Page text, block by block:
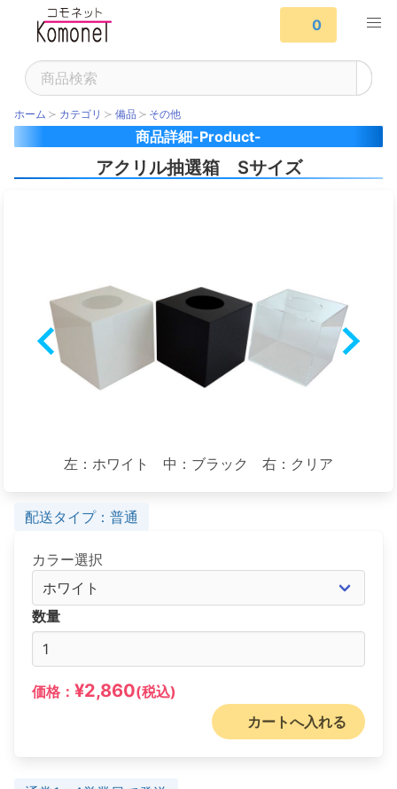
0
ホーム カテゴリ 備品 その他
商品詳細-Product-
アクリル抽選箱 Sサイズ
左：ホワイト 中：ブラック 右：クリア
配送タイプ：普通
カラー選択
数量
価格： ¥2,860(税込)
カートへ入れる